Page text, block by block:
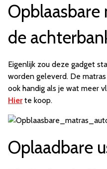
de
Eigenlijk zou deze gadget
worden geleverd. De
ook handig als je wat meer
Hierte koop.
Oplaadbare